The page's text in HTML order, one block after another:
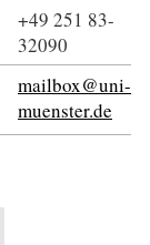
+49 251 83-
32090
mailbox@uni-
muenster.de